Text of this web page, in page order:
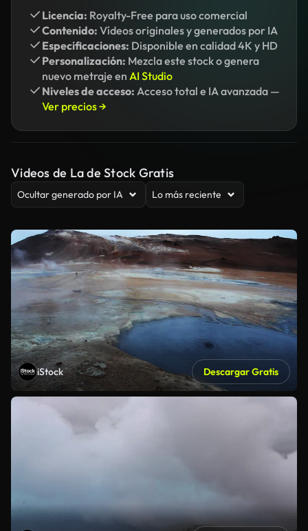
Licencia: Royalty-Free para uso comercial
Contenido: Vídeos originales y generados por IA
Especificaciones: Disponible en calidad 4K y HD
Personalización: Mezcla este stock o genera
nuevo metraje en AI Studio
Niveles de acceso: Acceso total e IA avanzada —
Ver precios →
Videos de La de Stock Gratis
Ocultar generado por IA Lo más reciente
iStock Descargar Gratis